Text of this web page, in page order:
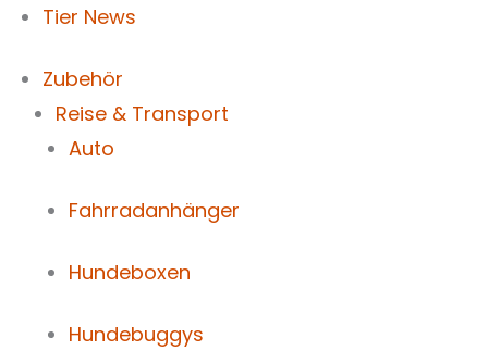
Tier News
Zubehör
Reise & Transport
Auto
Fahrradanhänger
Hundeboxen
Hundebuggys